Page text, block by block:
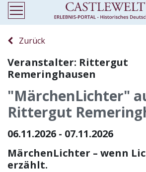
Zurück
Veranstalter: Rittergut
Remeringhausen
"MärchenLichter"
Rittergut
06.11.2026 - 07.11.2026
MärchenLichter – wenn
erzählt.